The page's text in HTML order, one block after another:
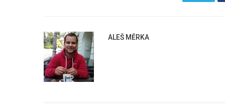
ALEŠ MĚRKA